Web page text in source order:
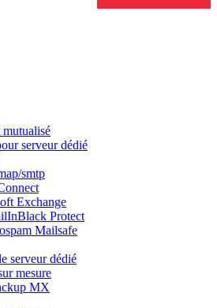
mutualisé
serveur dédié
smtp
Exchange
Protect
Mailsafe
serveur dédié
mesure
MX